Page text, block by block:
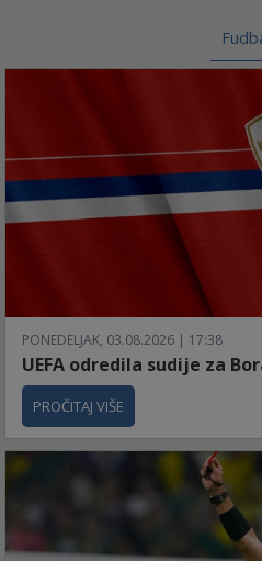
PONEDELJAK, 03.08.2026 | 17:38
UEFA odredila sudije za
PROČITAJ VIŠE